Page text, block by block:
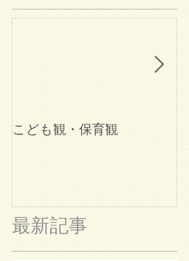
こども観・保育観
最新記事